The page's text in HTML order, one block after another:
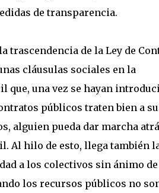
de transparencia.
trascendencia de la Ley de
cláusulas sociales en la
que, una vez se hayan
públicos traten bien a
alguien pueda dar marcha
Al hilo de esto, llega también
a los colectivos sin ánimo
los recursos públicos no